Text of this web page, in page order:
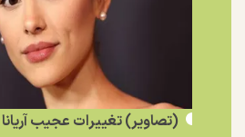
(تصاویر) تغییرات عجیب آریانا